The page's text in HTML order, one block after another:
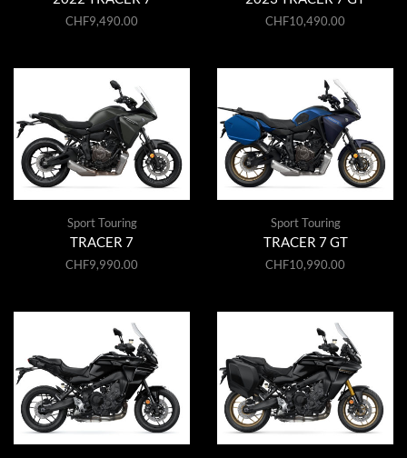
CHF9,490.00 CHF10,490.00
Sport Touring
TRACER 7
CHF9,990.00
Sport Touring
TRACER 7 GT
CHF10,990.00